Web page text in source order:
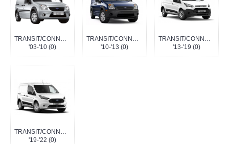
TRANSIT/CONNECT
'03-'10 (0)
TRANSIT/CONNECT
'10-'13 (0)
TRANSIT/CONNECT
'13-'19 (0)
TRANSIT/CONNECT
'19-'22 (0)